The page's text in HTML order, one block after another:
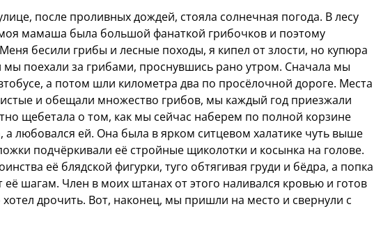
после проливных дождей, стояла солнечная погода. В лесу
мамаша была большой фанаткой грибочков и поэтому
бесили грибы и лесные походы, я кипел от злости, но купюра
поехали за грибами, проснувшись рано утром. Сначала мы
а потом шли километра два по просёлочной дороге. Места
и обещали множество грибов, мы каждый год приезжали
щебетала о том, как мы сейчас наберем по полной корзине
а любовался ей. Она была в ярком ситцевом халатике чуть выше
подчёркивали её стройные щиколотки и косынка на голове.
её блядской фигурки, туго обтягивая груди и бёдра, а попка
её шагам. Член в моих штанах от этого наливался кровью и готов
дрочить. Вот, наконец, мы пришли на место и свернули с